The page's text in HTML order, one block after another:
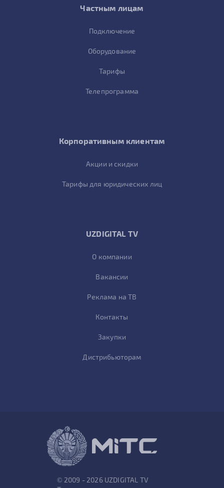
Частным лицам
Подключение
Оборудование
Тарифы
Телепрограмма
Корпоративным клиентам
Акции и скидки
Тарифы для юридических лиц
UZDIGITAL TV
О компании
Вакансии
Реклама на ТВ
Контакты
Закупки
Дистрибьюторам
© 2009 - 2026 UZDIGITAL TV